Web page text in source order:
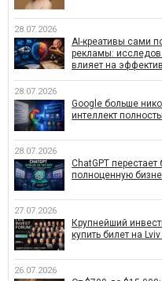
28.07.2026
AI-креативы сами
рекламы:
влияет на
28.07.2026
Google больше
интеллект
28.07.2026
ChatGPT
полноценную
27.07.2026
Крупнейший
купить билет на
26.07.2026